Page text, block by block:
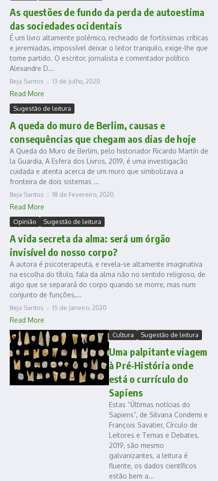
As questões de fundo da perda de autoestima
das sociedades ocidentais
É um livro altamente polémico, recheado de fortíssimas críticas
e jeremiadas, impossível deixar o leitor tranquilo, exige-lhe que
tome partido. O escritor, jornalista e comentador político
Alexandre D...
Beja Santos 13 de Julho, 2020
Read More
Sugestão de leitura
A queda do muro de Berlim, causas e
consequências que chegam aos dias de hoje
A Queda do Muro de Berlim, pelo historiador Ricardo Martín de
la Guardia, A Esfera dos Livros, 2019, é uma investigação
cuidada e atenta acerca de um muro que simbolizava a
fronteira de dois sistemas ...
Beja Santos 18 de Fevereiro, 2020
Read More
Opinião Sugestão de leitura
A vida secreta da alma: será um órgão
invisível do nosso corpo?
A autora é psicoterapeuta, e revela-se altamente imaginativa
na escolha do título, fala da alma não no sentido religioso, de
algo que se separará do corpo quando se morre, mas num
conjunto de funções,...
Beja Santos 15 de Janeiro, 2020
Read More
Cultura Sugestão de leitura
Uma palpitante viagem
à Pré-História onde
está o currículo do
Sapiens
Estas “Últimas notícias do
Sapiens”, de Silvana Condemi e
François Savatier, Círculo de
Leitores e Temas e Debates,
2019, são mesmo
galvanizantes, a leitura é
fluente, os dados científicos
estão bem a...